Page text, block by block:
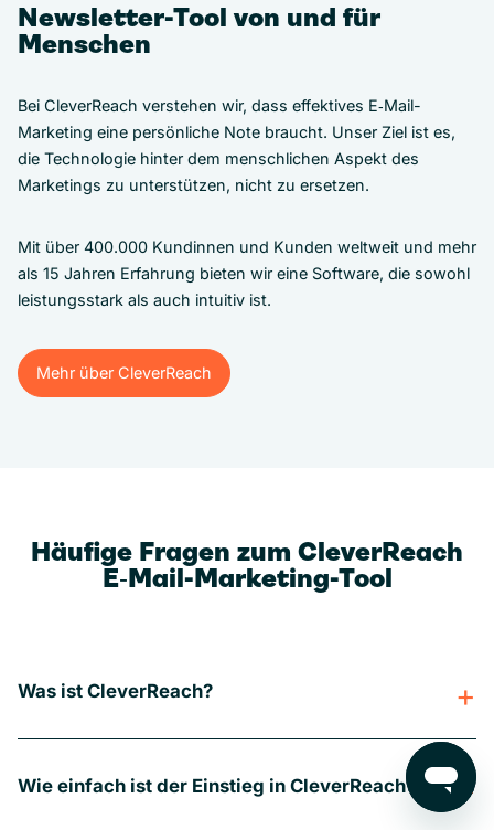
Newsletter-Tool von und für
Menschen
Bei CleverReach verstehen wir, dass effektives E‑Mail-
Marketing eine persönliche Note braucht. Unser Ziel ist es,
die Technologie hinter dem menschlichen Aspekt des
Marketings zu unterstützen, nicht zu ersetzen.
Mit über 400.000 Kundinnen und Kunden weltweit und mehr
als 15 Jahren Erfahrung bieten wir eine Software, die sowohl
leistungsstark als auch intuitiv ist.
Mehr über CleverReach
Mehr über CleverReach
Häufige Fragen zum CleverReach
E‑Mail-Marketing-Tool
Was ist CleverReach?
Wie einfach ist der Einstieg in CleverReach?